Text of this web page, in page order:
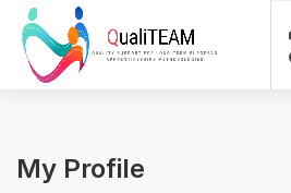
My Profile